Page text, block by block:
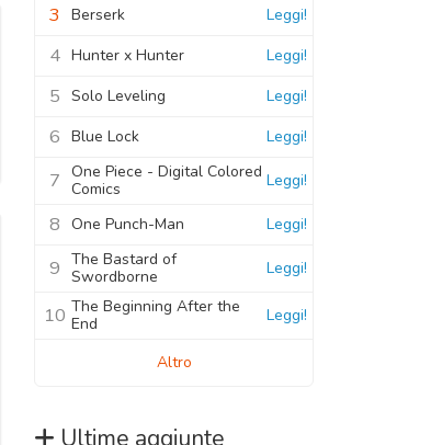
3 Berserk Leggi!
4 Hunter x Hunter Leggi!
5 Solo Leveling Leggi!
6 Blue Lock Leggi!
7 One Piece - Digital Colored
Comics
Leggi!
8 One Punch-Man Leggi!
9 The Bastard of
Swordborne
Leggi!
10 The Beginning After the
End
Leggi!
Altro
Ultime aggiunte